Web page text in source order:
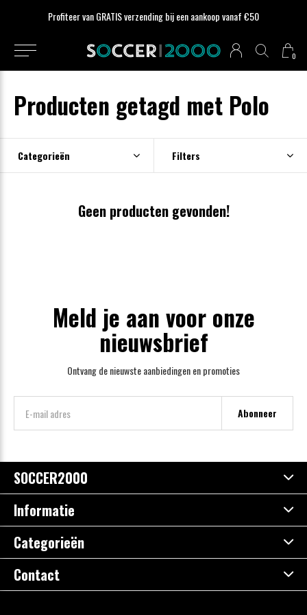
0
Profiteer van GRATIS verzending bij een aankoop vanaf €50
Producten getagd met Polo
Categorieën Filters
Geen producten gevonden!
Meld je aan voor onze
nieuwsbrief
Ontvang de nieuwste aanbiedingen en promoties
Abonneer
SOCCER2000
Informatie
Categorieën
Contact